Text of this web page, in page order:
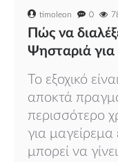
timoleon 0
Πώς να
Ψησταριά για
Το εξοχικό
αποκτά
περισσότερο
για
μπορεί να